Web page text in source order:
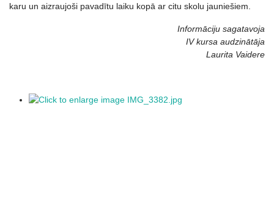
karu un aizraujoši pavadītu laiku kopā ar citu skolu jauniešiem.
Informāciju sagatavoja
IV kursa audzinātāja
Laurita Vaidere